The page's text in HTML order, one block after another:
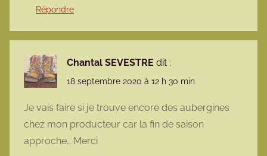
Répondre
Chantal SEVESTRE dit :
18 septembre 2020 à 12 h 30 min
Je vais faire si je trouve encore des aubergines
chez mon producteur car la fin de saison
approche… Merci